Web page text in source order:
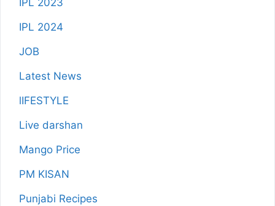
IPL 2023
IPL 2024
JOB
Latest News
lIFESTYLE
Live darshan
Mango Price
PM KISAN
Punjabi Recipes